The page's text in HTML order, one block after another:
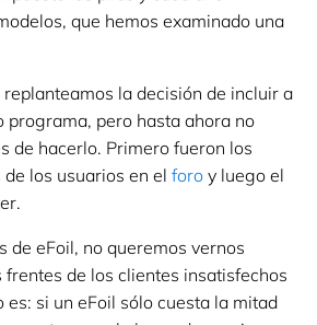
que hemos examinado una
replanteamos la decisión de incluir a
programa, pero hasta ahora no
de hacerlo. Primero fueron los
los usuarios en el foro y luego el
de eFoil, no queremos vernos
de los clientes insatisfechos
es: si un eFoil sólo cuesta la mitad